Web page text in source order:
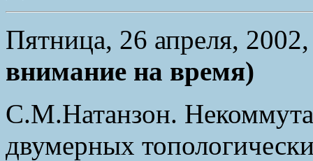
Пятница, 26 апреля,
внимание на время)
С.М.Натанзон.
двумерных